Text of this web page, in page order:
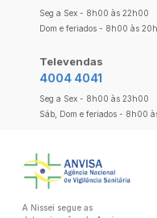
Seg a Sex - 8h00 às 22h00
Dom e feriados - 8h00 às
Televendas
4004 4041
Seg a Sex - 8h00 às 23h00
Sáb, Dom e feriados - 8h00
A Nissei segue as